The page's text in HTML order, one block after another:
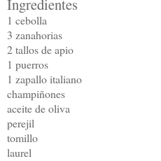
Ingredientes
1 cebolla
3 zanahorias
2 tallos de apio
1 puerros
1 zapallo italiano
champiñones
aceite de oliva
perejil
tomillo
laurel